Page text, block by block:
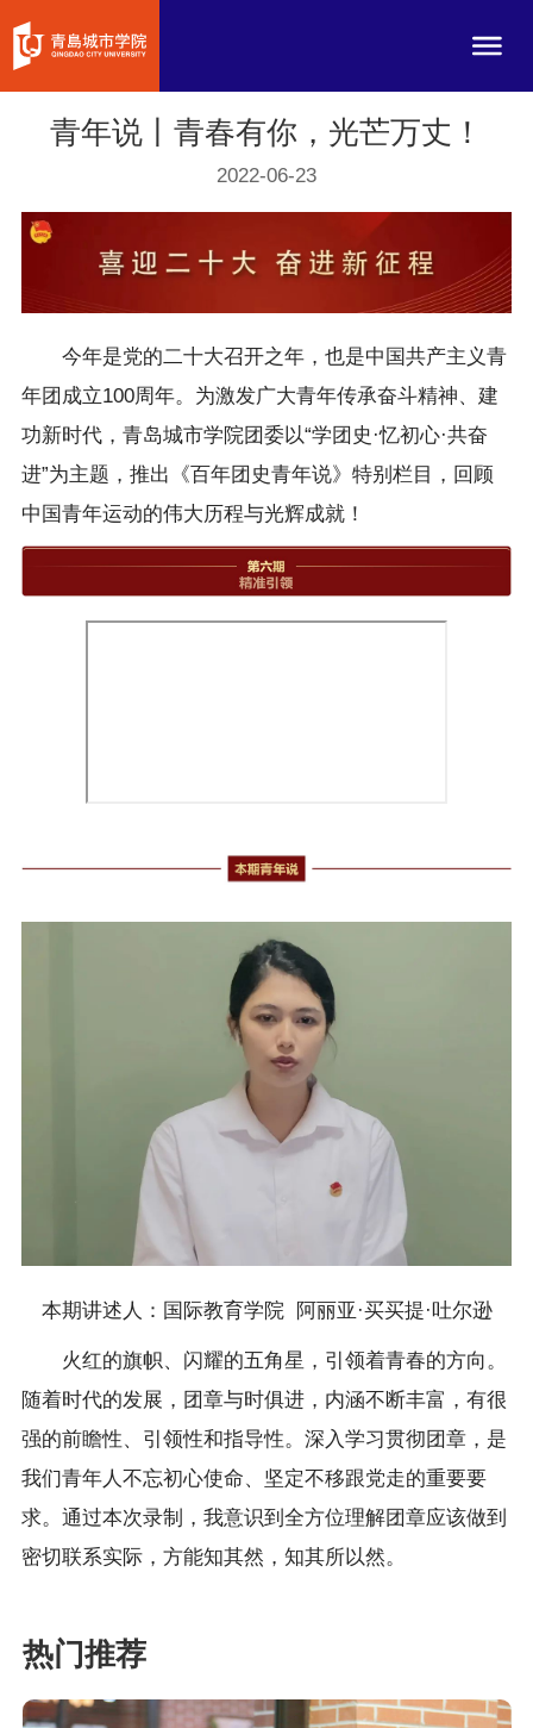
青年说丨青春有你，光芒万丈！
2022-06-23
今年是党的二十大召开之年，也是中国共产主义青
年团成立100周年。为激发广大青年传承奋斗精神、建
功新时代，青岛城市学院团委以“学团史·忆初心·共奋
进”为主题，推出《百年团史青年说》特别栏目，回顾
中国青年运动的伟大历程与光辉成就！
本期讲述人：国际教育学院 阿丽亚·买买提·吐尔逊
火红的旗帜、闪耀的五角星，引领着青春的方向。
随着时代的发展，团章与时俱进，内涵不断丰富，有很
强的前瞻性、引领性和指导性。深入学习贯彻团章，是
我们青年人不忘初心使命、坚定不移跟党走的重要要
求。通过本次录制，我意识到全方位理解团章应该做到
密切联系实际，方能知其然，知其所以然。